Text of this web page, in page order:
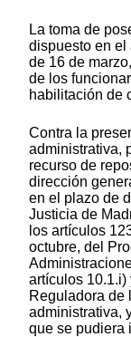
La toma de
dispuesto en el
de 16 de
de los
habilitación de
Contra la
administrativa,
recurso de
dirección
en el plazo de
Justicia de
los artículos
octubre, del
artículos 10.1.i)
Reguladora de
administrativa,
que se pudiera